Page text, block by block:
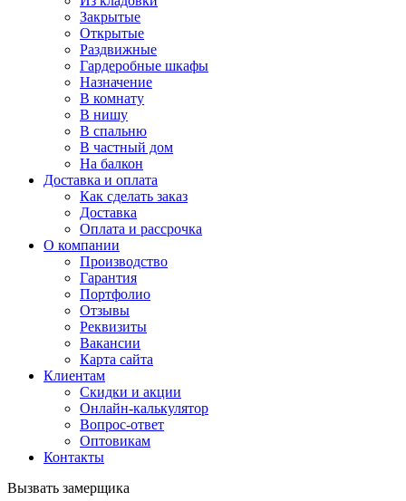
Закрытые
Открытые
Раздвижные
Гардеробные шкафы
Назначение
В комнату
В нишу
В спальню
В частный дом
На балкон
Доставка и оплата
Как сделать заказ
Доставка
Оплата и рассрочка
О компании
Производство
Гарантия
Портфолио
Отзывы
Реквизиты
Вакансии
Карта сайта
Клиентам
Скидки и акции
Онлайн-калькулятор
Вопрос-ответ
Оптовикам
Контакты
Вызвать замерщика